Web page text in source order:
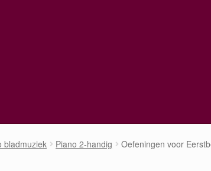
bladmuziek Piano 2-handig Oefeningen voor